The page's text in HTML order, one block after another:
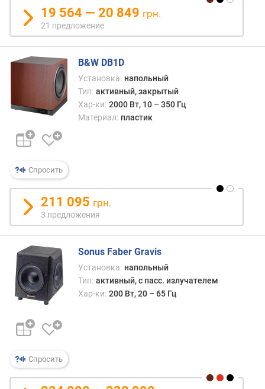
ч
у
в
с
т
л
ь
о
ь
д
Б
)
м
а
с
.
р
о
19 564 — 20 849 грн.
21 предложение
Спросить
B&W DB1D
Установка: напольный
Тип: активный, закрытый
Хар-ки: 2000 Вт, 10 – 350 Гц
Материал: пластик
211 095 грн.
3 предложения
Спросить
Sonus Faber Gravis
Установка: напольный
Тип: активный, с пасс. излучателем
Хар-ки: 200 Вт, 20 – 65 Гц